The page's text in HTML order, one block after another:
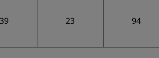
39 23 94